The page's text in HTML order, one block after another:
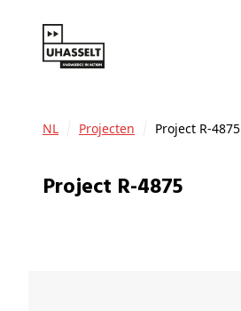
NL Projecten Project R-4875
Project R-4875